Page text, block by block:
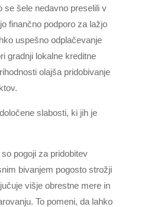
se šele nedavno preselili v
finančno podporo za lažjo
uspešno odplačevanje
gradnji lokalne kreditne
olajša pridobivanje
slabosti, ki jih je
pogoji za pridobitev
bivanjem pogosto strožji
višje obrestne mere in
To pomeni, da lahko